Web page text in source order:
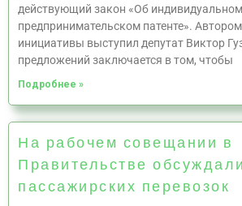
действующий закон «Об индивидуальном
предпринимательском патенте».
инициативы выступил депутат Виктор
предложений заключается в том, чтобы
Подробнее »
На рабочем совещании в
Правительстве
пассажирских перевозок